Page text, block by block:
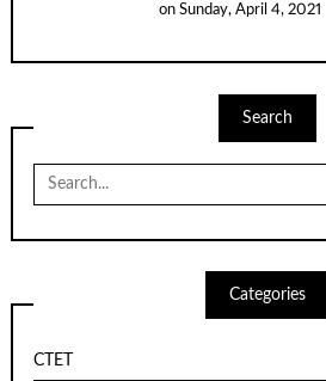
onSunday, April 4, 2021
Search
for:
Categories
CTET